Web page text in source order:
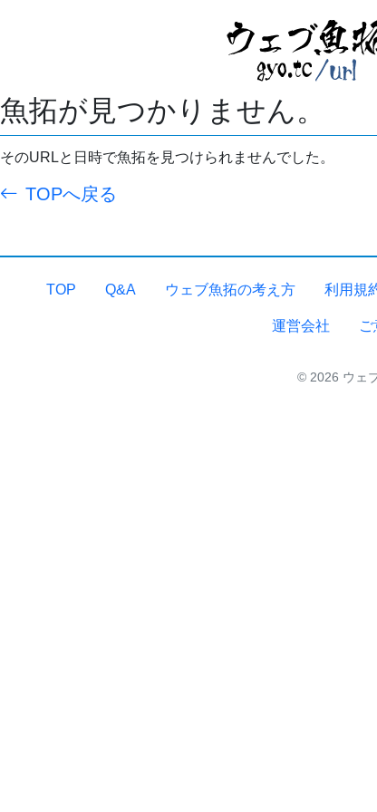
魚拓が見つかりません。
そのURLと日時で魚拓を見つけられませんでした。
TOPへ戻る
TOP Q&A ウェブ魚拓の考え方 利用規
運営会社
© 2026 ウェ